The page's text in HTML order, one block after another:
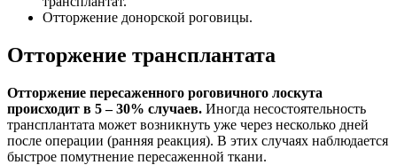
Отторжение донорской роговицы.
Отторжение трансплантата
Отторжение пересаженного роговичного лоскута
происходит в 5 – 30% случаев. Иногда несостоятельность
трансплантата может возникнуть уже через несколько дней
после операции (ранняя реакция). В этих случаях наблюдается
быстрое помутнение пересаженной ткани.